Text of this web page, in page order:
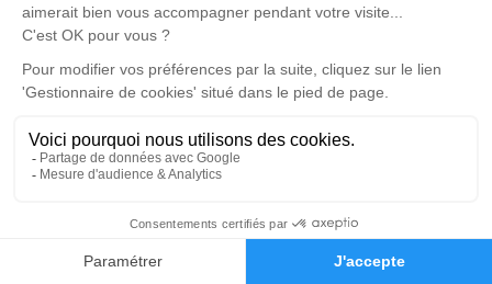
Faire-part Hommages
Un service de plantation d’arbre hommage est
disponible ici.
Je rends hommage
Cérémonie civile
Crématorium de Wattrelos
316, Rue de Leers - Parc d’Activités de l’Avelin